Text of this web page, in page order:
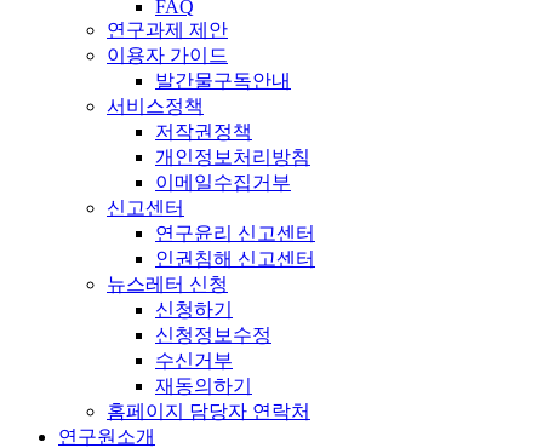
FAQ
연구과제 제안
이용자 가이드
발간물구독안내
서비스정책
저작권정책
개인정보처리방침
이메일수집거부
신고센터
연구윤리 신고센터
인권침해 신고센터
뉴스레터 신청
신청하기
신청정보수정
수신거부
재동의하기
홈페이지 담당자 연락처
연구원소개